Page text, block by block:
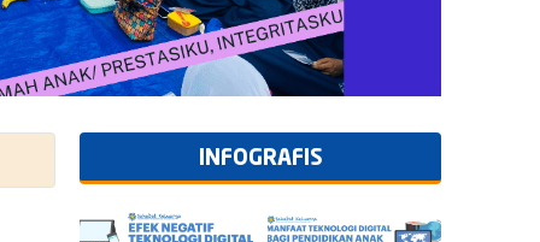
INFOGRAFIS